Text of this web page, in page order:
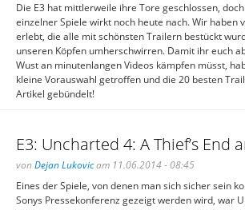
Die E3 hat mittlerweile ihre Tore geschlossen,
einzelner Spiele wirkt noch heute nach. Wir haben
erlebt, die alle mit schönsten Trailern bestückt
unseren Köpfen umherschwirren. Damit ihr euch
Wust an minutenlangen Videos kämpfen müsst,
kleine Vorauswahl getroffen und die 20 besten
Artikel gebündelt!
E3: Uncharted 4: A Thief’s End
von Dejan Lukovicam 11.06.2014 - 08:45
Eines der Spiele, von denen man sich sicher sein
Sonys Pressekonferenz gezeigt werden wird, war